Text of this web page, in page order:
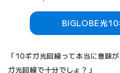
BIGLOBE光
「10ギガ光回線って本当に意味
ガ光回線で十分でしょ？」